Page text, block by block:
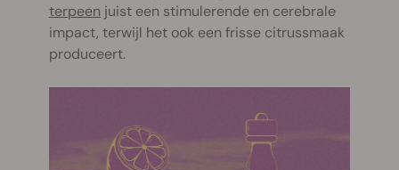
terpeen juist een stimulerende en cerebrale
impact, terwijl het ook een frisse citrussmaak
produceert.